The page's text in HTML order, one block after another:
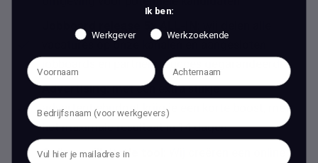
Jobboard release 5x ALL-IN:
vacatures op onze kanalen en aangesloten
jobboards en partners. Succes gegarandeerd!
Advertising:met een extra stukje
advertentiebudget krijg je een korte boost, met
het maximale resultaat in 14 dagen.
Online sollicitatie tool:
Ik ben:
Werkgever Werkzoekende